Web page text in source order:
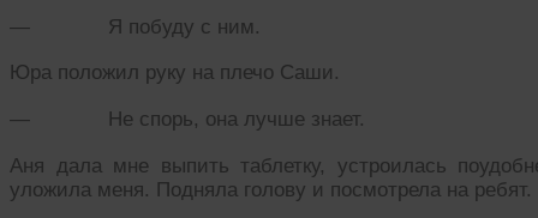
— Я побуду с ним.
Юра положил руку на плечо Саши.
— Не спорь, она лучше знает.
Аня дала мне выпить таблетку, устроилась
уложила меня. Подняла голову и посмотрела на ребят.